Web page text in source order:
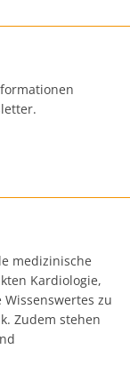
medizinische
Kardiologie,
zu
Zudem stehen